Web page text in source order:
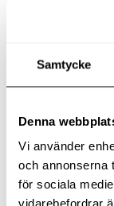
Samtycke
Denna
Vi använder
och annonserna
för sociala
vidarebefordrar